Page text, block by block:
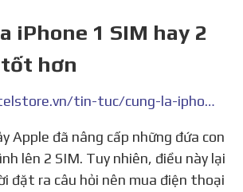
iPhone 1 SIM hay 2
hơn
https://viettelstore.vn/tin-tuc/cung-la-iphone-nhung-nen-mua-iphone-1-sim-hay-2-sim-vat-ly
lên 2 SIM. Tuy nhiên, điều này lại
đặt ra câu hỏi nên mua điện thoại